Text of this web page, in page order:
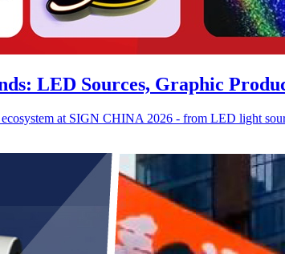
LED Sources, Graphic
at SIGN CHINA 2026 - from LED light